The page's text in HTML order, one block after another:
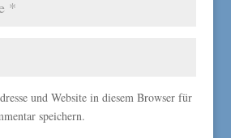
und Website in diesem Browser für
speichern.